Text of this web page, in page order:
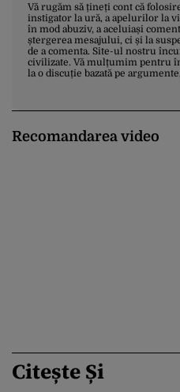
Vă rugăm să țineți cont că
instigator la ură, a apelurilor la
în mod abuziv, a aceluiași
ștergerea mesajului, ci și la
de a comenta. Site-ul nostru
civilizate. Vă mulțumim pentru
la o discuție bazată pe
Recomandarea video
Citește Și